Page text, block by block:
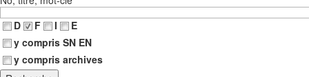
D
F I
E
y compris SN EN
y compris archives